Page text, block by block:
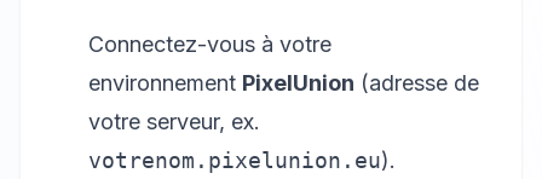
Connectez-vous à votre
environnement PixelUnion (adresse de
votre serveur, ex.
votrenom.pixelunion.eu).